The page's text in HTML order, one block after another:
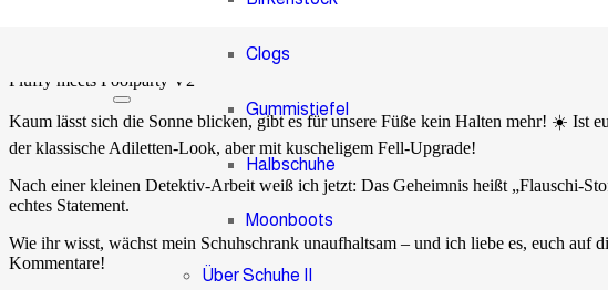
Clogs
Gummistiefel
Halbschuhe
Moonboots
Über Schuhe II
Fluffy meets Poolparty V2
Kaum lässt sich die Sonne blicken, gibt es für unsere Füße kein Halten mehr! ☀️ Ist
der klassische Adiletten-Look, aber mit kuscheligem Fell-Upgrade!
Nach einer kleinen Detektiv-Arbeit weiß ich jetzt: Das Geheimnis heißt „Flauschi-
echtes Statement.
Wie ihr wisst, wächst mein Schuhschrank unaufhaltsam – und ich liebe es, euch
Kommentare!